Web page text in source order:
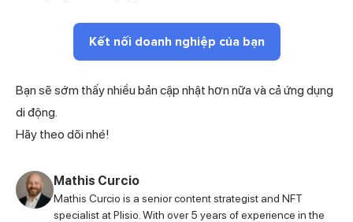
Kết nối doanh nghiệp của bạn
Bạn sẽ sớm thấy nhiều bản cập nhật hơn nữa và cả ứng dụng
di động.
Hãy theo dõi nhé!
Mathis Curcio
Mathis Curcio is a senior content strategist and NFT
specialist at Plisio. With over 5 years of experience in the